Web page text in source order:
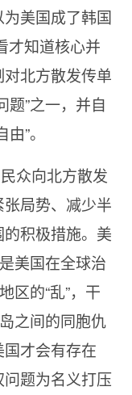
美国成了韩国
才知道核心并
北方散发传单
题”之一，并自
”。
众向北方散发
局势、减少半
积极措施。美
美国在全球治
区的“乱”，干
之间的同胞仇
才会有存在
题为名义打压